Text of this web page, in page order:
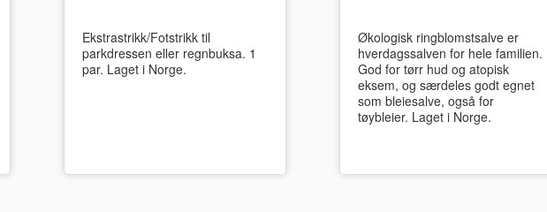
Ekstrastrikk/Fotstrikk til
parkdressen eller regnbuksa. 1
par. Laget i Norge.
Økologisk ringblomstsalve er
hverdagssalven for hele familien.
God for tørr hud og atopisk
eksem, og særdeles godt egnet
som bleiesalve, også for
tøybleier. Laget i Norge.